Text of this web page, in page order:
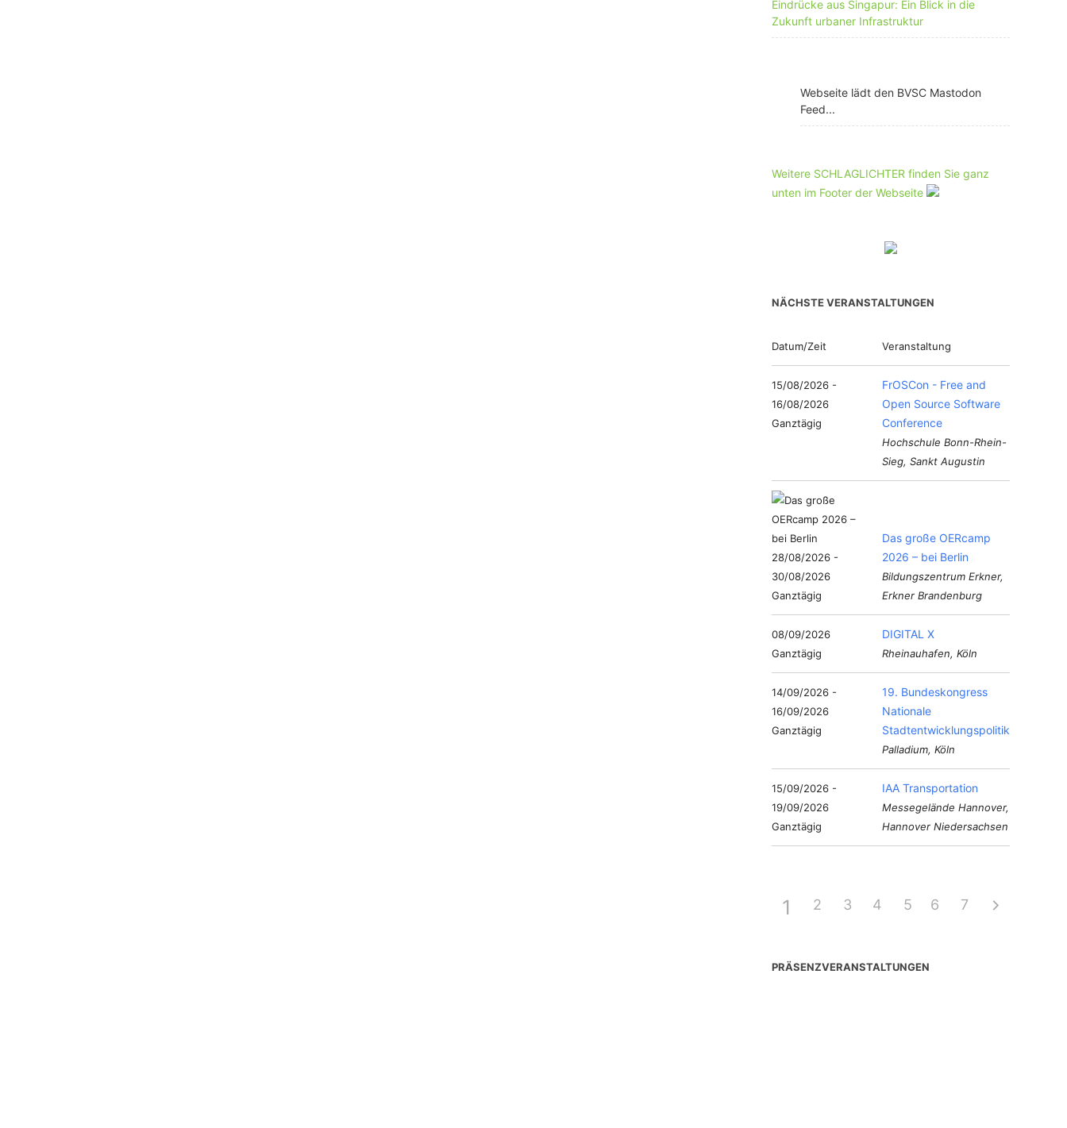
Eindrücke aus Singapur: Ein Blick in die
Zukunft urbaner Infrastruktur
Webseite lädt den BVSC Mastodon
Feed...
Weitere SCHLAGLICHTER finden Sie ganz
unten im Footer der Webseite
NÄCHSTE VERANSTALTUNGEN
Datum/Zeit Veranstaltung
15/08/2026 -
16/08/2026
Ganztägig
FrOSCon - Free and
Open Source Software
Conference
Hochschule Bonn-Rhein-
Sieg, Sankt Augustin
28/08/2026 -
30/08/2026
Ganztägig
Das große OERcamp
2026 – bei Berlin
Bildungszentrum Erkner,
Erkner Brandenburg
08/09/2026
Ganztägig
DIGITAL X
Rheinauhafen, Köln
14/09/2026 -
16/09/2026
Ganztägig
19. Bundeskongress
Nationale
Stadtentwicklungspolitik
Palladium, Köln
15/09/2026 -
19/09/2026
Ganztägig
IAA Transportation
Messegelände Hannover,
Hannover Niedersachsen
1 2 3 4 5 6 7
PRÄSENZVERANSTALTUNGEN